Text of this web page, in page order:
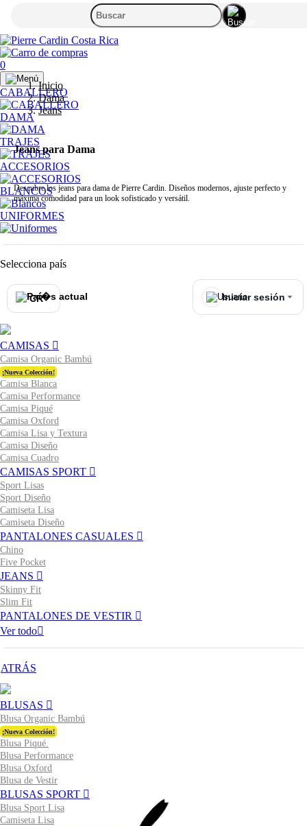
0
CABALLERO
DAMA
TRAJES
ACCESORIOS
BLANCOS
UNIFORMES
Selecciona país
CR Iniciar sesión
CAMISAS
Camisa Organic Bambú
¡Nueva Colección!
Camisa Blanca
Camisa Performance
Camisa Piqué
Camisa Oxford
Camisa Lisa y Textura
Camisa Diseño
Camisa Cuadro
CAMISAS SPORT
Sport Lisas
Sport Diseño
Camiseta Lisa
Camiseta Diseño
PANTALONES CASUALES
Chino
Five Pocket
JEANS
Skinny Fit
Slim Fit
PANTALONES DE VESTIR
Ver todo
ATRÁS
BLUSAS
Blusa Organic Bambú
¡Nueva Colección!
Blusa Piqué.
Blusa Performance
Blusa Oxford
Blusa de Vestir
BLUSAS SPORT
Blusa Sport Lisa
Camiseta Lisa
Inicio
Dama
Jeans
Jeans para Dama
Descubre los jeans para dama de Pierre Cardin. Diseños modernos, ajuste perfecto y
máxima comodidad para un look sofisticado y versátil.